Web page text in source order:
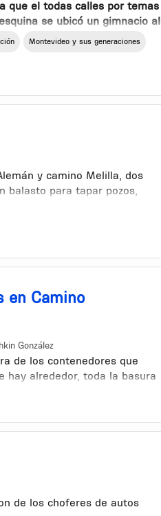
que el todas calles por temas
se ubicó un gimnacio al
lados hace difícil el
Montevideo y sus generaciones
y camino Melilla, dos
balasto para tapar pozos,
los terrenos. Cuando llueve
en Camino
González
de los contenedores que
hay alrededor, toda la basura
es totalmente insalubre.
de los choferes de autos